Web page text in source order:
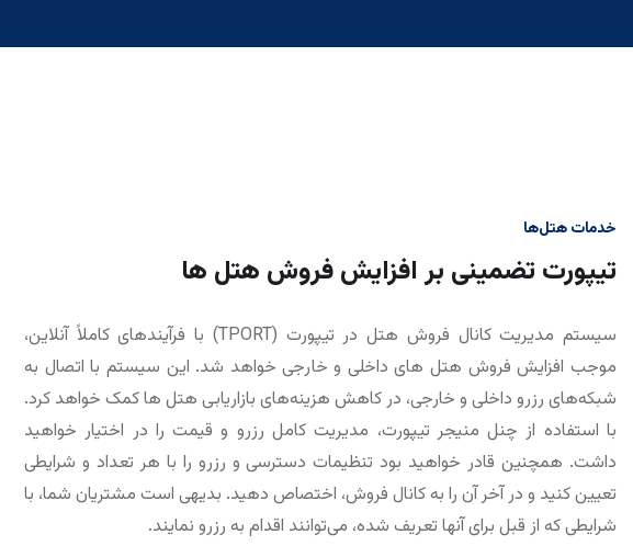
خدمات هتل‌ها
تیپورت تضمینی بر افزایش فروش هتل‌ ها
سیستم مدیریت کانال فروش هتل در تیپورت (TPORT) با فرآیندهای کاملاً آنلاین،
موجب افزایش فروش هتل­ های داخلی و خارجی خواهد شد. این سیستم با اتصال به
شبکه‌­های رزرو داخلی و خارجی، در کاهش هزینه‌­های بازاریابی هتل­ ها کمک خواهد کرد.
با استفاده از چنل منیجر تیپورت، مدیریت کامل رزرو و قیمت را در اختیار خواهید
داشت. همچنین قادر خواهید بود تنظیمات دسترسی و رزرو را با هر تعداد و شرایطی
تعیین کنید و در آخر آن را به کانال فروش، اختصاص دهید. بدیهی است مشتریان شما، با
شرایطی که از قبل برای آن­ها تعریف شده، می‌توانند اقدام به رزرو نمایند.